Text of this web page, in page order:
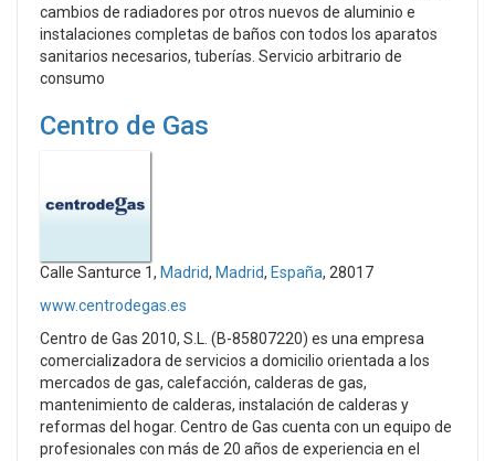
cambios de radiadores por otros nuevos de aluminio e
instalaciones completas de baños con todos los aparatos
sanitarios necesarios, tuberías. Servicio arbitrario de
consumo
Centro de Gas
Calle Santurce 1, Madrid, Madrid, España, 28017
www.centrodegas.es
Centro de Gas 2010, S.L. (B-85807220) es una empresa
comercializadora de servicios a domicilio orientada a los
mercados de gas, calefacción, calderas de gas,
mantenimiento de calderas, instalación de calderas y
reformas del hogar. Centro de Gas cuenta con un equipo de
profesionales con más de 20 años de experiencia en el